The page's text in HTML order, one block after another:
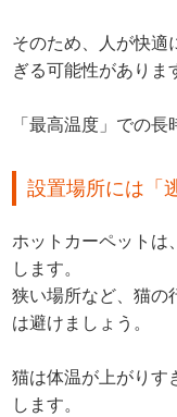
そのため、人が快適
ぎる可能性がありま
「最高温度」での長
設置場所には「
ホットカーペットは
します。
狭い場所など、猫の
は避けましょう。
猫は体温が上がりす
します。